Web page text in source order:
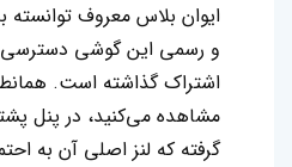
ایوان بلاس معروف
و رسمی این گوشی دسترسی
اشتراک گذاشته است.
مشاهده می‌کنید، در پنل